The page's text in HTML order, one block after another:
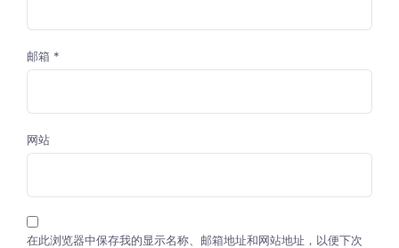
邮箱 *
网站
在此浏览器中保存我的显示名称、邮箱地址和网站地址，以便下次